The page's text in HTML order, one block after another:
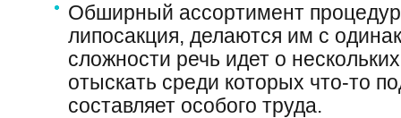
Обширный ассортимент
липосакция, делаются им с
сложности речь идет о
отыскать среди которых что-то
составляет особого труда.